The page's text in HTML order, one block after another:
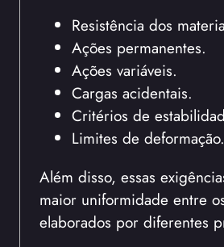
Resistência dos
Ações permanentes.
Ações variáveis.
Cargas acidentais.
Critérios de
Limites de deformação.
Além disso, essas
maior uniformidade entre
elaborados por diferentes